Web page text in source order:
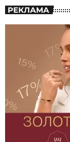
РЕКЛАМА